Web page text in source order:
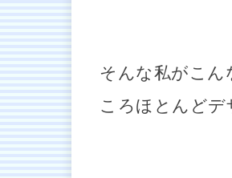
そんな私がこん
ころほとんど